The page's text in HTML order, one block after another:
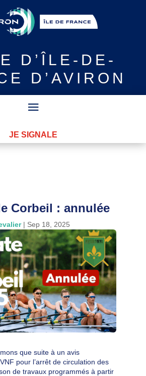
D’ÎLE-DE-
D’AVIRON
JE SIGNALE
Corbeil : annulée
| Sep 18, 2025
que suite à un avis
pour l’arrêt de circulation des
de travaux programmés à partir